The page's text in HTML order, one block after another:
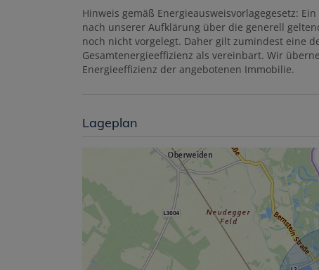
Hinweis gemäß Energieausweisvorlagegesetz:
nach unserer Aufklärung über die generell
noch nicht vorgelegt. Daher gilt zumindest eine
Gesamtenergieeffizienz als vereinbart. Wir
Energieeffizienz der angebotenen Immobilie.
Lageplan